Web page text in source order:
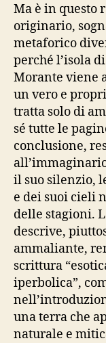
Ma è in questo
originario,
metaforico
perché l’isola
Morante viene
un vero e
tratta solo di
sé tutte le
conclusione,
il suo silenzio,
e dei suoi cieli
delle stagioni.
descrive,
ammaliante,
scrittura
iperbolica”,
una terra che
naturale e